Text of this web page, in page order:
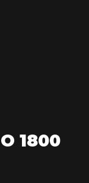
1800